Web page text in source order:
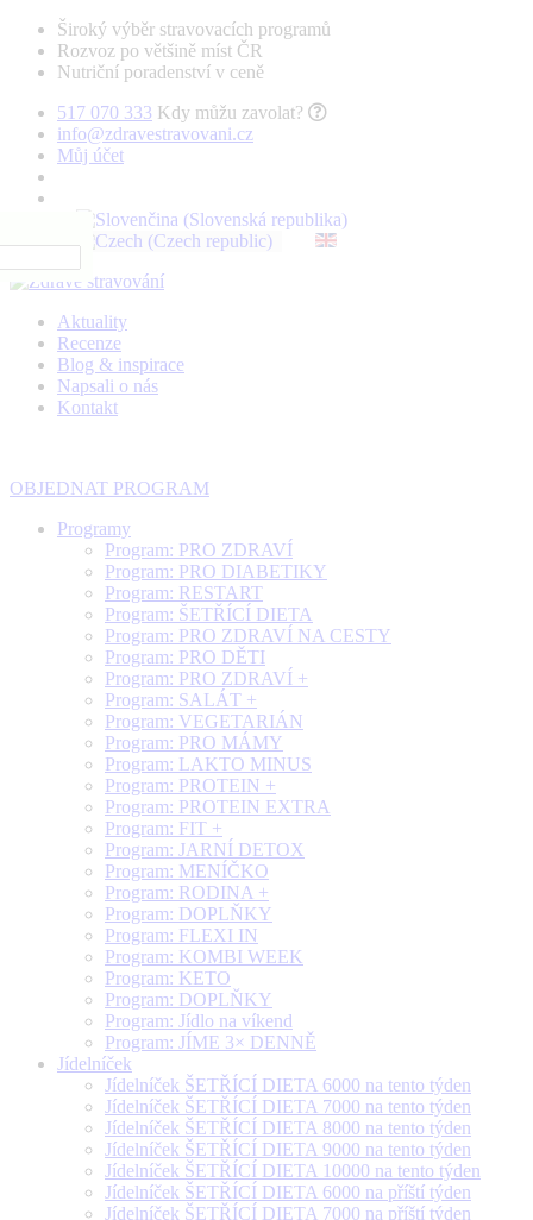
Široký výběr stravovacích programů
Rozvoz po většině míst ČR
Nutriční poradenství v ceně
517 070 333 Kdy můžu zavolat?
info@zdravestravovani.cz
Můj účet
Aktuality
Recenze
Blog & inspirace
Napsali o nás
Kontakt
OBJEDNAT PROGRAM
Programy
Program: PRO ZDRAVÍ
Program: PRO DIABETIKY
Program: RESTART
Program: ŠETŘÍCÍ DIETA
Program: PRO ZDRAVÍ NA CESTY
Program: PRO DĚTI
Program: PRO ZDRAVÍ +
Program: SALÁT +
Program: VEGETARIÁN
Program: PRO MÁMY
Program: LAKTO MINUS
Program: PROTEIN +
Program: PROTEIN EXTRA
Program: FIT +
Program: JARNÍ DETOX
Program: MENÍČKO
Program: RODINA +
Program: DOPLŇKY
Program: FLEXI IN
Program: KOMBI WEEK
Program: KETO
Program: DOPLŇKY
Program: Jídlo na víkend
Program: JÍME 3× DENNĚ
Jídelníček
Jídelníček ŠETŘÍCÍ DIETA 6000 na tento týden
Jídelníček ŠETŘÍCÍ DIETA 7000 na tento týden
Jídelníček ŠETŘÍCÍ DIETA 8000 na tento týden
Jídelníček ŠETŘÍCÍ DIETA 9000 na tento týden
Jídelníček ŠETŘÍCÍ DIETA 10000 na tento týden
Jídelníček ŠETŘÍCÍ DIETA 6000 na příští týden
Jídelníček ŠETŘÍCÍ DIETA 7000 na příští týden